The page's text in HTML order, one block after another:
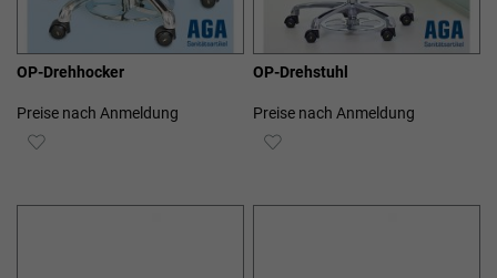
OP-Drehhocker
Preise nach Anmeldung
ZUR
OP-Drehstuhl
Preise nach Anmeldung
ZUR